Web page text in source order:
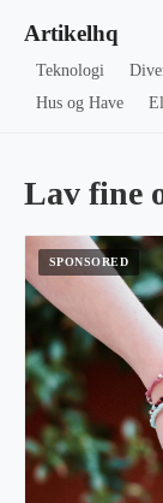
Artikelhq
Teknologi
Hus og Have
Lav fine